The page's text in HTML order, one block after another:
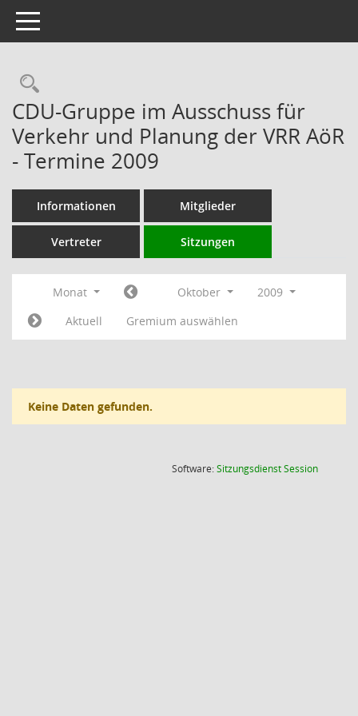
Toggle navigation
Rechercheauswahl
CDU-Gruppe im Ausschuss für
Verkehr und Planung der VRR AöR
- Termine 2009
Informationen Mitglieder
Vertreter Sitzungen
Monat Oktober
2009
Aktuell
Gremium auswählen
Keine Daten gefunden.
Software:SitzungsdienstSession(Wird in